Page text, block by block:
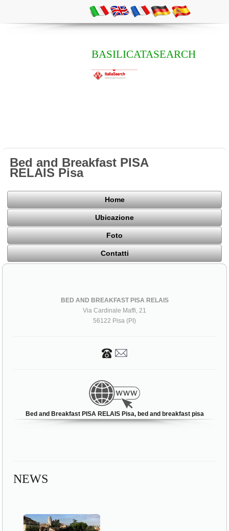
BASILICATASEARCH
Bed and Breakfast PISA
RELAIS Pisa
Home
Ubicazione
Foto
Contatti
BED AND BREAKFAST PISA RELAIS
Via Cardinale Maffi, 21
56122 Pisa (PI)
Bed and Breakfast PISA RELAIS Pisa, bed and breakfast pisa
NEWS